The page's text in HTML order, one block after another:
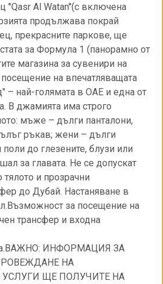
''Qasr Al Watan''(с включена
продължава покрай
прекрасните паркове, ще
за Формула 1 (панорамно от
магазина за сувенири на
на впечатляващата
– най-голямата в ОАЕ и една от
В джамията има строго
мъже – дълги панталони,
ръкав; жени – дълги
до глезените, блузи или
за главата. Не се допускат
тялото и прозрачни
до Дубай. Настаняване в
за посещение на
трансфер и входна
ИНФОРМАЦИЯ ЗА
НА
ЩЕ ПОЛУЧИТЕ НА